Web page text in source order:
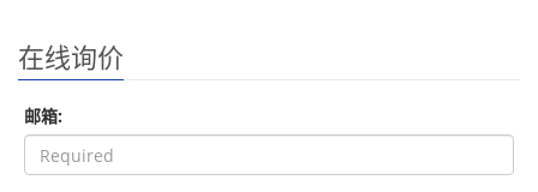
在线询价
邮箱: